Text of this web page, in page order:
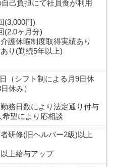
自己負担にて社員食が利用
(3,000円)
(2.0ヶ月分)
護休暇制度取得実績あり
り(勤続5年以上)
（シフト制による月9日休
休み）
務日数により法定通り付与
望により応相談
者研修(旧ヘルパー2級)以上
上給与アップ